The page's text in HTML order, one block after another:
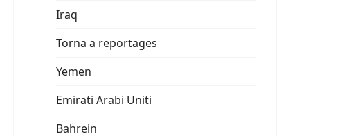
Iraq
Torna a reportages
Yemen
Emirati Arabi Uniti
Bahrein